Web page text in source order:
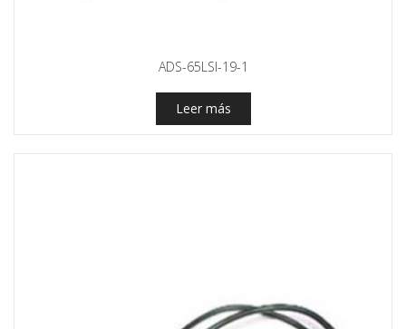
ADS-65LSI-19-1
Leer más